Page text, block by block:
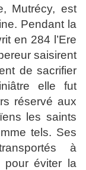
Mutrécy, est
Pendant la
en 284 l’Ere
saisirent
de sacrifier
elle fut
réservé aux
les saints
tels. Ses
à
pour éviter la